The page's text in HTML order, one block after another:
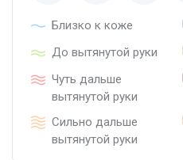
Близко к коже
До вытянутой руки
Чуть дальше
вытянутой руки
Сильно дальше
вытянутой руки